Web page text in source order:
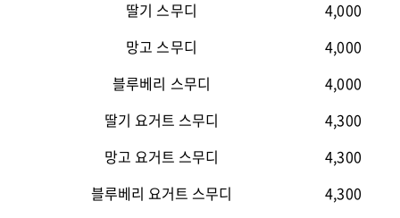
딸기 스무디
4,000
망고 스무디
4,000
블루베리 스무디
4,000
딸기 요거트 스무디
4,300
망고 요거트 스무디
4,300
블루베리 요거트 스무디
4,300